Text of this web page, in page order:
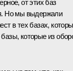
от этих баз
Но мы выдержали
в тех базах,
которые из